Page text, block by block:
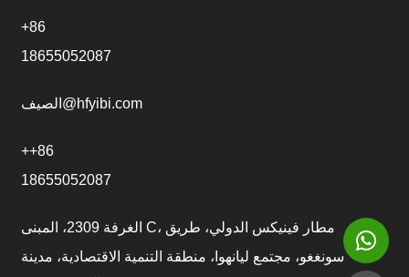
+86
18655052087
الصيف@hfyibi.com
++86
18655052087
الغرفة 2309، المبنى C، مطار فينيكس الدولي، طريق
سونغغو، مجتمع ليانهوا، منطقة التنمية الاقتصادية، مدينة